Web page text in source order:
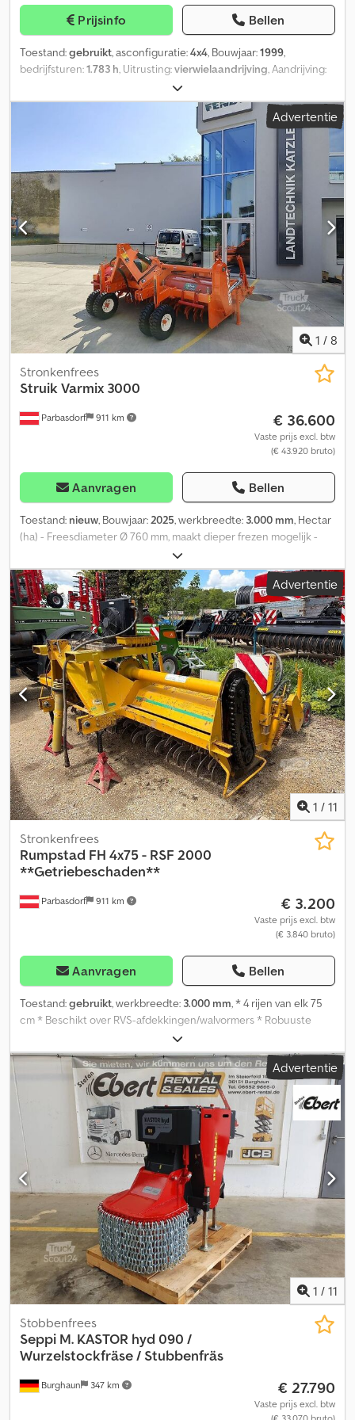
Mercedes-Benz verkoop- en servicepartner. Wij zijn een officiële
Iveco verkoop- en servicepartner. Daarnaast zijn we met 800
gebruikte voertuigen een van de grootste leveranciers van
bedrijfsvoertuigen in Duitsland. Fouten en tussenverkoop
voorbehouden! Intern nummer: 100439 = Meer informatie = Neem
contact op met Marius Herden voor meer informatie.
Prijsinfo Bellen
Toestand:gebruikt, asconfiguratie:4x4, Bouwjaar:1999,
bedrijfsturen:1.783 h, Uitrusting:vierwielaandrijving, Aandrijving:
Wiel Motormerk: Deutz Neem contact op met J.A.J. Jansen voor
meer informatie. Dsdpfx Aaoydmz Ie Ieck
Advertentie
1 / 8
Parbasdorf 911 km
Stronkenfrees
Struik Varmix 3000
€ 36.600
Vaste prijs excl. btw
(€ 43.920 bruto)
Aanvragen Bellen
Toestand: nieuw, Bouwjaar: 2025, werkbreedte: 3.000 mm, Hectar
(ha) - Freesdiameter Ø 760 mm, maakt dieper frezen mogelijk -
robuuste en stille hoekversnellingsbak door spiraalvertanding -
Versnellingsbak ontworpen voor 220 pk - kettingaangedreven
rotor met geharde kettingwielen - Behuizing gemonteerd op
veren - Behuizing nauwkeurig afgestemd op de radius van de
tanden, waardoor er minder aarde aanhecht Dcsdpfx Aozqwpuea
Iek - geen dode hoeken in de behuizing - gelaste
tandbevestigingen op de rotoras - perfecte bodemvergruizing
door verspringende tandopstelling - Hydraulische instelling voor
de aardeafvoer van de metalen bak - nokgeschakelde koppeling -
hydraulisch aangedreven aandrukwals voor het vormen van
wallen
Advertentie
1 / 11
Parbasdorf 911 km
Stronkenfrees
Rumpstad FH 4x75 - RSF 2000
**Getriebeschaden**
€ 3.200
Vaste prijs excl. btw
(€ 3.840 bruto)
Aanvragen Bellen
Toestand:gebruikt, werkbreedte: 3.000 mm, * 4 rijen van elk 75
cm * Beschikt over RVS-afdekkingen/walvormers * Robuuste
uitvoering voor de teelt van aardappelen en wortelen
Dsdpezqwkfsfx Aa Iock Staat: De frees heeft een
versnellingsbakdefect en wordt daarom uitdrukkelijk als defect,
doe-het-zelf-apparaat of als onderdelenleverancier verkocht.
Advertentie
1 / 11
Burghaun 347 km
Stobbenfrees
Seppi M. KASTOR hyd 090 /
Wurzelstockfräse / Stubbenfräs
€ 27.790
Vaste prijs excl. btw
(€ 33.070 bruto)